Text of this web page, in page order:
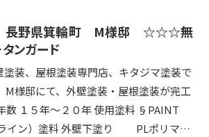
長野県箕輪町 M様邸 ☆☆☆無
ンガード
装、屋根塗装専門店、キタジマ塗装で
下塗り PLポリマー